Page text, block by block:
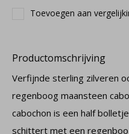
Toevoegen aan
Productomschrijving
Verfijnde sterling zilveren
regenboog maansteen
cabochon is een half
schittert met een